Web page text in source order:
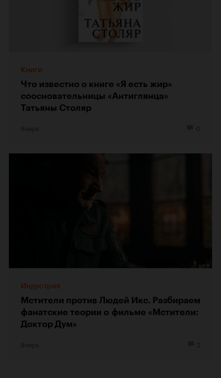
Книги
Что известно о книге «Я есть жир»
соосновательницы «Антиглянца»
Татьяны Столяр
Индустрия
Мстители против Людей Икс. Разбираем
фанатские теории о фильме «Мстители:
Доктор Дум»